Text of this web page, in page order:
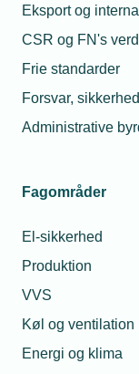
Eksport og
CSR og FN's
Frie standarder
Forsvar,
Administrative
Fagområder
El-sikkerhed
Produktion
VVS
Køl og ventilation
Energi og klima
Se alle emner
Populære